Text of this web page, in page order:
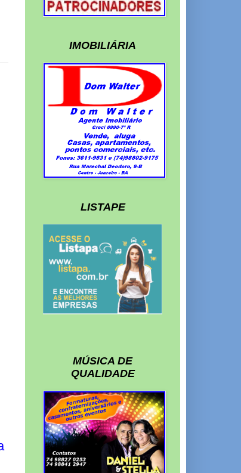
IMOBILIÁRIA
LISTAPE
MÚSICA DE
QUALIDADE